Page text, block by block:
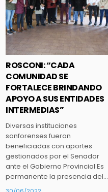
ROSCONI: “CADA
COMUNIDAD SE
FORTALECE BRINDANDO
APOYO A SUS ENTIDADES
INTERMEDIAS”
Diversas instituciones
sanforenses fueron
beneficiadas con aportes
gestionados por el Senador
ante el Gobierno Provincial Es
permanente la presencia del…